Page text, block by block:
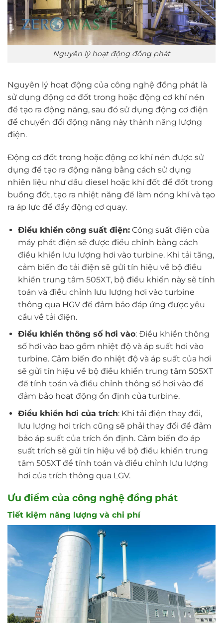
Nguyên lý hoạt động đồng phát
Nguyên lý hoạt động của công nghệ đồng phát là
sử dụng động cơ đốt trong hoặc động cơ khí nén
để tạo ra động năng, sau đó sử dụng động cơ điện
để chuyển đổi động năng này thành năng lượng
điện.
Động cơ đốt trong hoặc động cơ khí nén được sử
dụng để tạo ra động năng bằng cách sử dụng
nhiên liệu như dầu diesel hoặc khí đốt để đốt trong
buồng đốt, tạo ra nhiệt năng để làm nóng khí và tạo
ra áp lực để đẩy động cơ quay.
Điều khiển công suất điện:Công suất điện của
máy phát điện sẽ được điều chỉnh bằng cách
điều khiển lưu lượng hơi vào turbine. Khi tải tăng,
cảm biến đo tải điện sẽ gửi tín hiệu về bộ điều
khiển trung tâm 505XT, bộ điều khiển này sẽ tính
toán và điều chỉnh lưu lượng hơi vào turbine
thông qua HGV để đảm bảo đáp ứng được yêu
cầu về tải điện.
Điều khiển thông số hơi vào: Điều khiển thông
số hơi vào bao gồm nhiệt độ và áp suất hơi vào
turbine. Cảm biến đo nhiệt độ và áp suất của hơi
sẽ gửi tín hiệu về bộ điều khiển trung tâm 505XT
để tính toán và điều chỉnh thông số hơi vào để
đảm bảo hoạt động ổn định của turbine.
Điều khiển hơi của trích: Khi tải điện thay đổi,
lưu lượng hơi trích cũng sẽ phải thay đổi để đảm
bảo áp suất của trích ổn định. Cảm biến đo áp
suất trích sẽ gửi tín hiệu về bộ điều khiển trung
tâm 505XT để tính toán và điều chỉnh lưu lượng
hơi của trích thông qua LGV.
Ưu điểm của công nghệ đồng phát
Tiết kiệm năng lượng và chi phí